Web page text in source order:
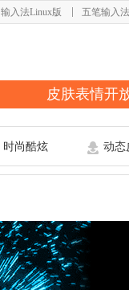
输入法Linux版 五笔输入法
皮肤表情开
时尚酷炫 动态